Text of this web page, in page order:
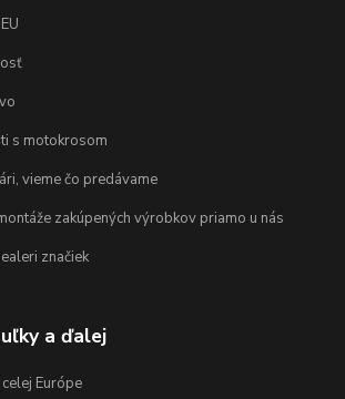
s motokrosom
vieme čo predávame
zakúpených výrobkov priamo u nás
značiek
a ďalej
Európe